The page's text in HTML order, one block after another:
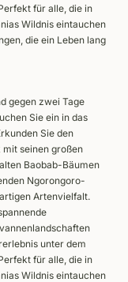
für alle, die in
Wildnis eintauchen
die ein Leben lang
gegen zwei Tage
Sie ein in das
Sie den
seinen großen
Baobab-Bäumen
Ngorongoro-
Artenvielfalt.
unter dem
für alle, die in
Wildnis eintauchen